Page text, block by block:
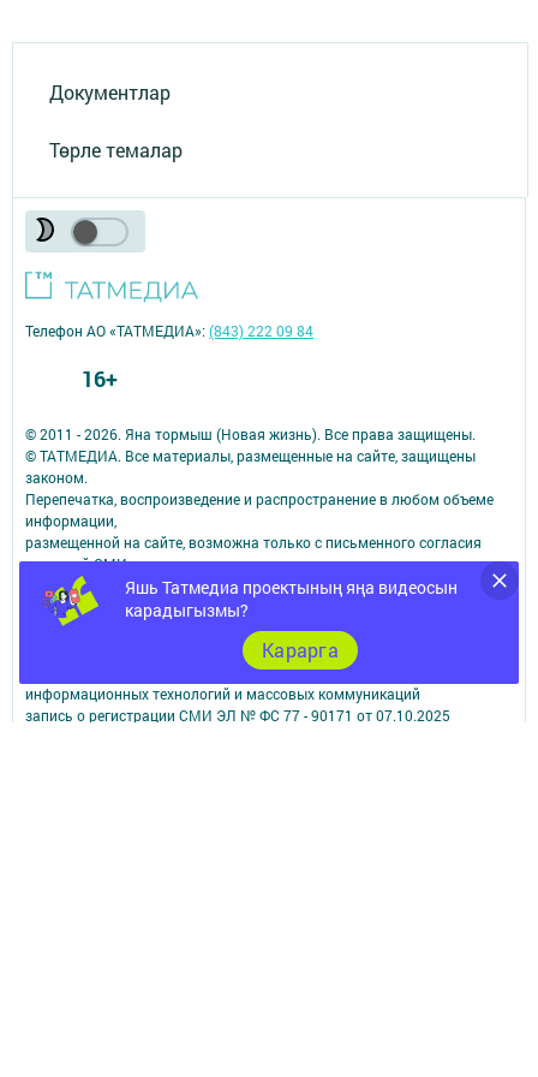
Документлар
Төрле темалар
Яшь Татмедиа проектының яңа видеосын
карадыгызмы?
Карарга
© 2011 - 2026. Яна тормыш (Новая жизнь). Все права защищены.
© ТАТМЕДИА. Все материалы, размещенные на сайте, защищены
законом.
Перепечатка, воспроизведение и распространение в любом объеме
информации,
размещенной на сайте, возможна только с письменного согласия
редакций СМИ.
При поддержке Республиканского агентства по печати и массовым
коммуникациям.
Наименование СМИ: Яна тормыш (Новая жизнь)
СМИ зарегистрировано Федеральной службой по надзору в сфере
информационных технологий и массовых коммуникаций
запись о регистрации СМИ ЭЛ № ФС 77 - 90171 от 07.10.2025
Телефон АО «ТАТМЕДИА»:(843) 222 09 84
16+